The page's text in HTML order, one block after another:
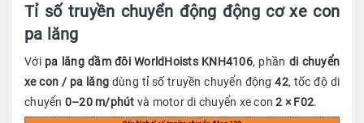
Tỉ số truyền chuyển động động cơ xe con
pa lăng
Với pa lăng dầm đôi WorldHoists KNH4106, phần di chuyển
xe con / pa lăng dùng tỉ số truyền chuyển động42, tốc độ di
chuyển 0–20 m/phút và motor di chuyển xe con2 × F02.